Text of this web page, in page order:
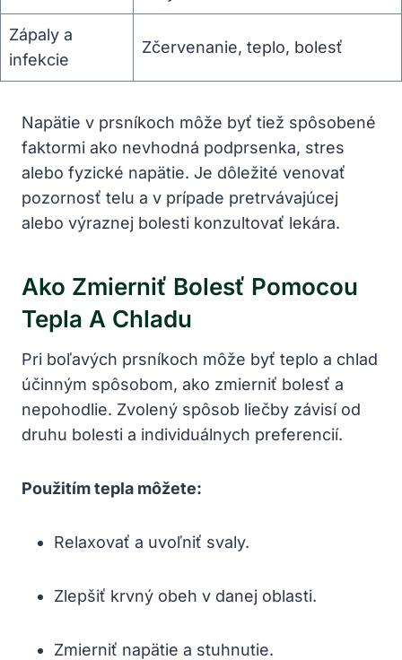
Zápaly a
infekcie
Zčervenanie, teplo, bolesť
Napätie v prsníkoch môže byť tiež spôsobené
faktormi ako nevhodná podprsenka, stres
alebo fyzické napätie. Je dôležité venovať
pozornosť telu a v prípade pretrvávajúcej
alebo výraznej bolesti konzultovať lekára.
Ako Zmierniť Bolesť Pomocou
Tepla A Chladu
Pri boľavých prsníkoch môže byť teplo a chlad
účinným spôsobom, ako zmierniť bolesť a
nepohodlie. Zvolený spôsob liečby závisí od
druhu bolesti a individuálnych preferencií.
Použitím tepla môžete:
Relaxovať a uvoľniť svaly.
Zlepšiť krvný obeh v danej oblasti.
Zmierniť napätie a stuhnutie.